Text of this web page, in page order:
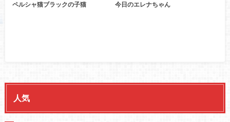
ペルシャ猫ブラックの子猫 今日のエレナちゃん
人気